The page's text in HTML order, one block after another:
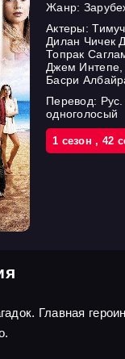
Жанр:
Актеры:
Дилан Чичек
Топрак
Джем Интепе,
Басри
Перевод:
одноголосый
1 cезон, 42
Главная